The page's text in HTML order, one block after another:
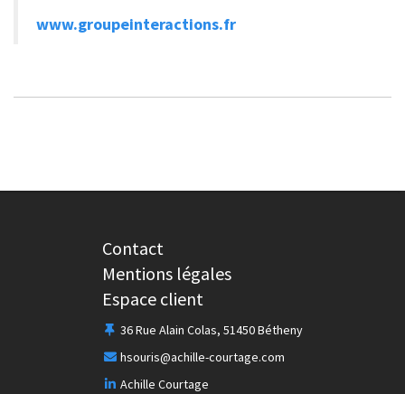
www.groupeinteractions.fr
Contact
Mentions légales
Espace client
36 Rue Alain Colas, 51450 Bétheny
hsouris@achille-courtage.com
Achille Courtage